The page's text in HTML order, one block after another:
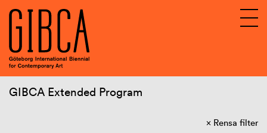
GIBCA Extended Program
Rensa filter